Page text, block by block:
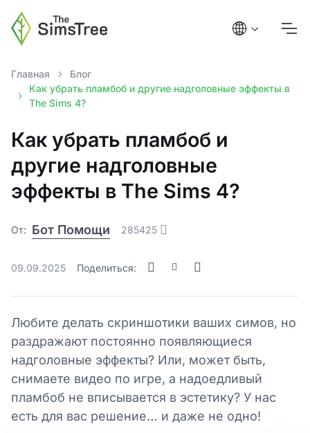
Главная
Блог
Как убрать пламбоб и другие надголовные эффекты в
The Sims 4?
Как убрать пламбоб и
другие надголовные
эффекты в The Sims 4?
От: Бот Помощи 285425
09.09.2025 Поделиться:
Любите делать скриншотики ваших симов, но
раздражают постоянно появляющиеся
надголовные эффекты? Или, может быть,
снимаете видео по игре, а надоедливый
пламбоб не вписывается в эстетику? У нас
есть для вас решение… и даже не одно!